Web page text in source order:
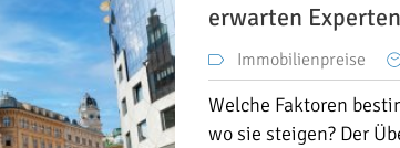
erwarten Experten
Immobilienpreise
Welche Faktoren
wo sie steigen? Der